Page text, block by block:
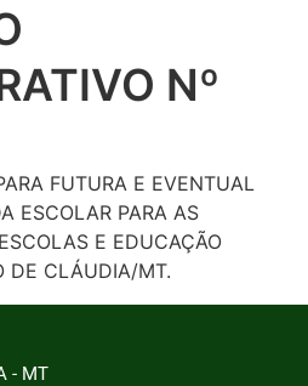
Nº
FUTURA E EVENTUAL
ESCOLAR PARA AS
E EDUCAÇÃO
DE CLÁUDIA/MT.
- MT